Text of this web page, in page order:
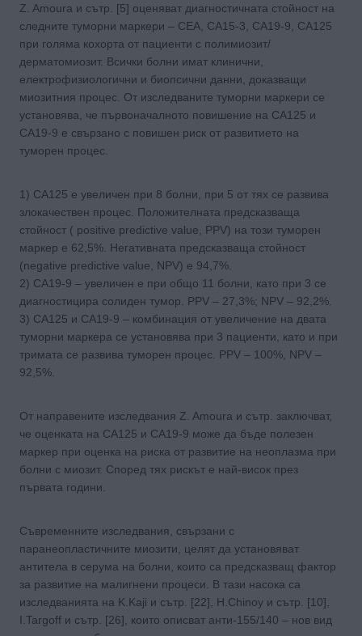
Z. Amoura и сътр. [5] оценяват диагностичната стойност на
следните туморни маркери – CEA, CA15-3, CA19-9, CA125
при голяма кохорта от пациенти с полимиозит/
дерматомиозит. Всички болни имат клинични,
електрофизиологични и биопсични данни, доказващи
миозитния процес. От изследваните туморни маркери се
установява, че първоначалното повишение на CA125 и
CA19-9 е свързано с повишен риск от развитието на
туморен процес.
1) CA125 е увеличен при 8 болни, при 5 от тях се развива
злокачествен процес. Положителната предсказваща
стойност ( positive predictive value, PPV) на този туморен
маркер е 62,5%. Негативната предсказваща стойност
(negative predictive value, NPV) е 94,7%.
2) CA19-9 – увеличен е при общо 11 болни, като при 3 се
диагностицира солиден тумор. PPV – 27,3%; NPV – 92,2%.
3) CA125 и CA19-9 – комбинация от увеличение на двата
туморни маркера се установява при 3 пациенти, като и при
тримата се развива туморен процес. PPV – 100%, NPV –
92,5%.
От направените изследвания Z. Amoura и сътр. заключват,
че оценката на CA125 и CA19-9 може да бъде полезен
маркер при оценка на риска от развитие на неоплазма при
болни с миозит. Според тях рискът е най-висок през
първата години.
Съвременните изследвания, свързани с
паранеопластичните миозити, целят да установяват
антитела в серума на болни, които са предсказващ фактор
за развитие на малигнени процеси. В тази насока са
изследванията на K.Kaji и сътр. [22], H.Chinoy и сътр. [10],
I.Targoff и сътр. [26], които описват анти-155/140 – нов вид